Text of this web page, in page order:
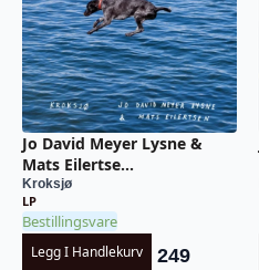
Jo David Meyer Lysne &
Mats Eilertse...
Kroksjø
LP
Bestillingsvare
Legg I Handlekurv 249